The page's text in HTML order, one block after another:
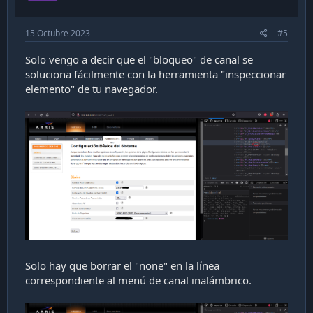
15 Octubre 2023 #5
Solo vengo a decir que el "bloqueo" de canal se
soluciona fácilmente con la herramienta "inspeccionar
elemento" de tu navegador.
Solo hay que borrar el "none" en la línea
correspondiente al menú de canal inalámbrico.